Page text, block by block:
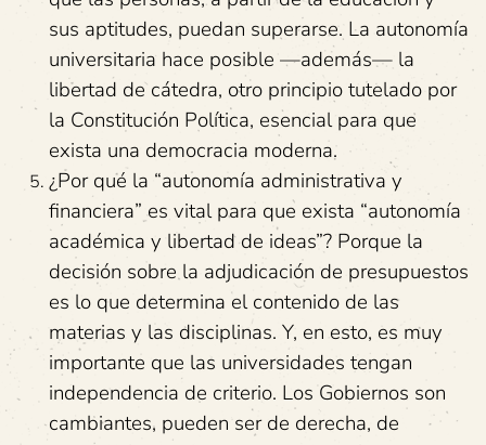
sus aptitudes, puedan superarse. La autonomía
universitaria hace posible —además— la
libertad de cátedra, otro principio tutelado por
la Constitución Política, esencial para que
exista una democracia moderna.
¿Por qué la “autonomía administrativa y
financiera” es vital para que exista “autonomía
académica y libertad de ideas”? Porque la
decisión sobre la adjudicación de presupuestos
es lo que determina el contenido de las
materias y las disciplinas. Y, en esto, es muy
importante que las universidades tengan
independencia de criterio. Los Gobiernos son
cambiantes, pueden ser de derecha, de